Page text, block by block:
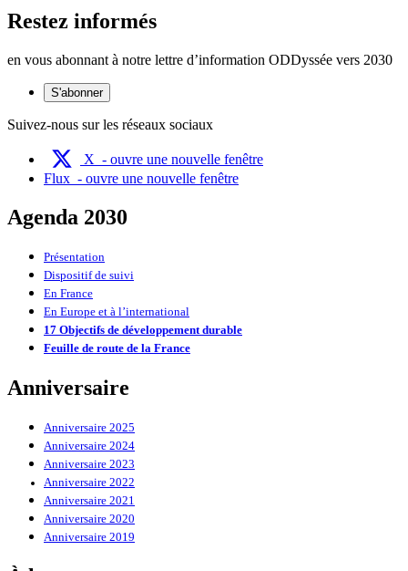
Restez informés
en vous abonnant à notre lettre d’information ODDyssée vers 2030
S'abonner
Suivez-nous sur les réseaux sociaux
X - ouvre une nouvelle fenêtre
Flux - ouvre une nouvelle fenêtre
Agenda 2030
Présentation
Dispositif de suivi
En France
En Europe et à l’international
17 Objectifs de développement durable
Feuille de route de la France
Anniversaire
Anniversaire 2025
Anniversaire 2024
Anniversaire 2023
Anniversaire 2022
Anniversaire 2021
Anniversaire 2020
Anniversaire 2019